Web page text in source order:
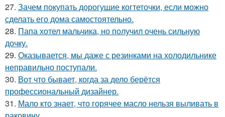
27. Зачем покупать дорогущие когтеточки, если можно
сделать его дома самостоятельно.
28. Папа хотел мальчика, но получил очень сильную
дочку.
29. Оказывается, мы даже с резинками на холодильнике
неправильно поступали.
30. Вот что бывает, когда за дело берётся
профессиональный дизайнер.
31. Мало кто знает, что горячее масло нельзя выливать в